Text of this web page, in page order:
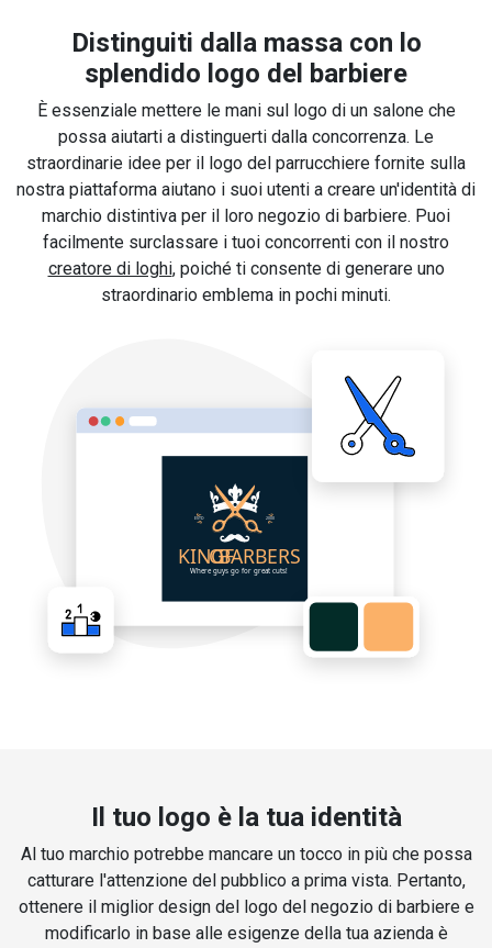
Distinguiti dalla massa con lo
splendido logo del barbiere
È essenziale mettere le mani sul logo di un salone che
possa aiutarti a distinguerti dalla concorrenza. Le
straordinarie idee per il logo del parrucchiere fornite sulla
nostra piattaforma aiutano i suoi utenti a creare un'identità di
marchio distintiva per il loro negozio di barbiere. Puoi
facilmente surclassare i tuoi concorrenti con il nostro
creatore di loghi, poiché ti consente di generare uno
straordinario emblema in pochi minuti.
Il tuo logo è la tua identità
Al tuo marchio potrebbe mancare un tocco in più che possa
catturare l'attenzione del pubblico a prima vista. Pertanto,
ottenere il miglior design del logo del negozio di barbiere e
modificarlo in base alle esigenze della tua azienda è